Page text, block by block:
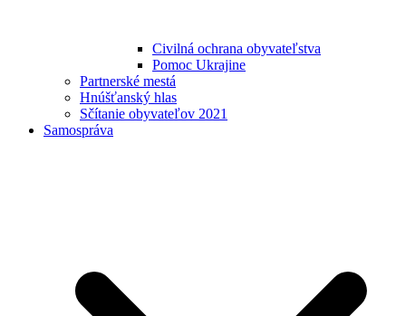
Civilná ochrana obyvateľstva
Pomoc Ukrajine
Partnerské mestá
Hnúšťanský hlas
Sčítanie obyvateľov 2021
Samospráva